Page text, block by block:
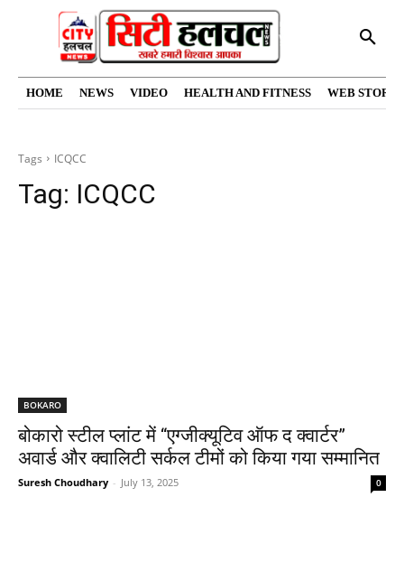
HOME NEWS VIDEO HEALTH AND FITNESS WEB
Tags ICQCC
Tag: ICQCC
BOKARO
बोकारो स्टील प्लांट में “एग्जीक्यूटिव ऑफ द क्वार्टर”
अवार्ड और क्वालिटी सर्कल टीमों को किया गया सम्मानित
Suresh Choudhary - July 13, 2025 0